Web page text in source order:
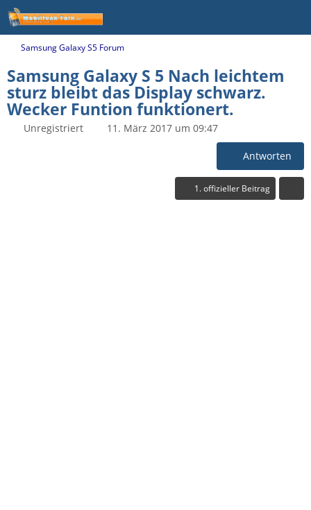
Samsung Galaxy S5 Forum
Samsung Galaxy S 5 Nach leichtem
sturz bleibt das Display schwarz.
Wecker Funtion funktionert.
Unregistriert 11. März 2017 um 09:47
Antworten
1. offizieller Beitrag